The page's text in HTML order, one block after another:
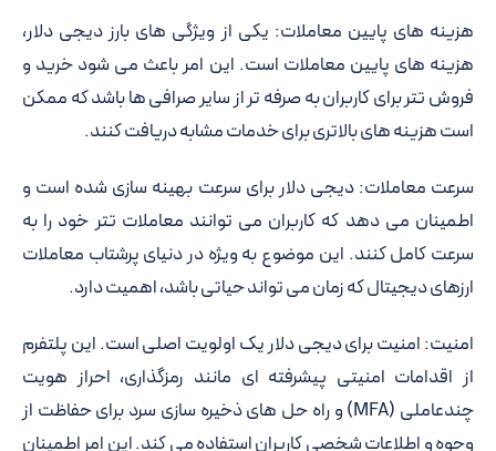
هزینه های پایین معاملات: یکی از ویژگی های بارز دیجی دلار،
هزینه های پایین معاملات است. این امر باعث می شود خرید و
فروش تتر برای کاربران به صرفه تر از سایر صرافی ها باشد که ممکن
است هزینه های بالاتری برای خدمات مشابه دریافت کنند.
سرعت معاملات:دیجی دلار برای سرعت بهینه سازی شده است و
اطمینان می دهد که کاربران می توانند معاملات تتر خود را به
سرعت کامل کنند. این موضوع به ویژه در دنیای پرشتاب معاملات
ارزهای دیجیتال که زمان می تواند حیاتی باشد، اهمیت دارد.
امنیت:امنیت برای دیجی دلار یک اولویت اصلی است. این پلتفرم
از اقدامات امنیتی پیشرفته ای مانند رمزگذاری، احراز هویت
چندعاملی (MFA) و راه حل های ذخیره سازی سرد برای حفاظت از
وجوه و اطلاعات شخصی کاربران استفاده می کند. این امر اطمینان